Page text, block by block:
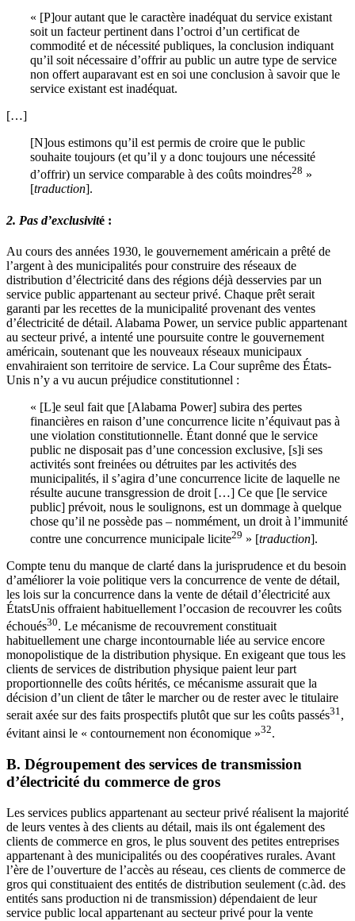
« [P]our autant que le caractère inadéquat du service existant
soit un facteur pertinent dans l’octroi d’un certificat de
commodité et de nécessité publiques, la conclusion indiquant
qu’il soit nécessaire d’offrir au public un autre type de service
non offert auparavant est en soi une conclusion à savoir que le
service existant est inadéquat.
[…]
[N]ous estimons qu’il est permis de croire que le public
souhaite toujours (et qu’il y a donc toujours une nécessité
d’offrir) un service comparable à des coûts moindres28 »
[traduction].
2. Pas d’exclusivité :
Au cours des années 1930, le gouvernement américain a prêté de
l’argent à des municipalités pour construire des réseaux de
distribution d’électricité dans des régions déjà desservies par un
service public appartenant au secteur privé. Chaque prêt serait
garanti par les recettes de la municipalité provenant des ventes
d’électricité de détail. Alabama Power, un service public appartenant
au secteur privé, a intenté une poursuite contre le gouvernement
américain, soutenant que les nouveaux réseaux municipaux
envahiraient son territoire de service. La Cour suprême des États-
Unis n’y a vu aucun préjudice constitutionnel :
« [L]e seul fait que [Alabama Power] subira des pertes
financières en raison d’une concurrence licite n’équivaut pas à
une violation constitutionnelle. Étant donné que le service
public ne disposait pas d’une concession exclusive, [s]i ses
activités sont freinées ou détruites par les activités des
municipalités, il s’agira d’une concurrence licite de laquelle ne
résulte aucune transgression de droit […] Ce que [le service
public] prévoit, nous le soulignons, est un dommage à quelque
chose qu’il ne possède pas – nommément, un droit à l’immunité
contre une concurrence municipale licite29 » [traduction].
Compte tenu du manque de clarté dans la jurisprudence et du besoin
d’améliorer la voie politique vers la concurrence de vente de détail,
les lois sur la concurrence dans la vente de détail d’électricité aux
ÉtatsUnis offraient habituellement l’occasion de recouvrer les coûts
échoués30. Le mécanisme de recouvrement constituait
habituellement une charge incontournable liée au service encore
monopolistique de la distribution physique. En exigeant que tous les
clients de services de distribution physique paient leur part
proportionnelle des coûts hérités, ce mécanisme assurait que la
décision d’un client de tâter le marcher ou de rester avec le titulaire
serait axée sur des faits prospectifs plutôt que sur les coûts passés31,
évitant ainsi le « contournement non économique »32.
B. Dégroupement des services de transmission
d’électricité du commerce de gros
Les services publics appartenant au secteur privé réalisent la majorité
de leurs ventes à des clients au détail, mais ils ont également des
clients de commerce en gros, le plus souvent des petites entreprises
appartenant à des municipalités ou des coopératives rurales. Avant
l’ère de l’ouverture de l’accès au réseau, ces clients de commerce de
gros qui constituaient des entités de distribution seulement (c.àd. des
entités sans production ni de transmission) dépendaient de leur
service public local appartenant au secteur privé pour la vente